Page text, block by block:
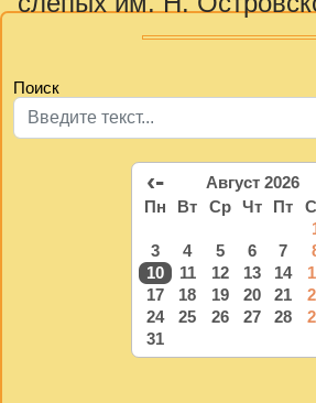
Поиск
‹- Август 2026
Пн Вт Ср Чт Пт
3
4 5 6 7
10
11 12 13 14
17
18 19 20 21
24
25 26 27 28
31